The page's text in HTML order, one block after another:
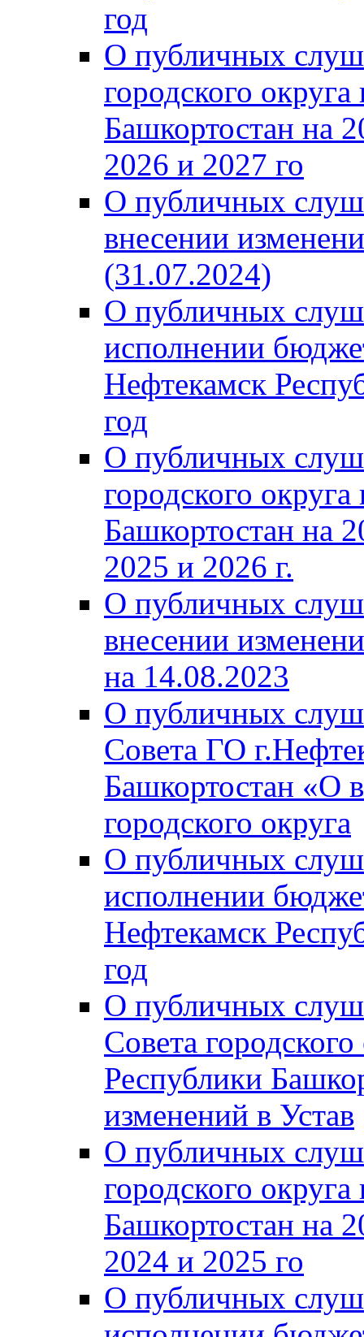
год
О публичных
городского
Башкортостан на
2026 и 2027 го
О публичных
внесении
(31.07.2024)
О публичных
исполнении
Нефтекамск
год
О публичных
городского
Башкортостан на
2025 и 2026 г.
О публичных
внесении
на 14.08.2023
О публичных
Совета ГО
Башкортостан «О
городского округа
О публичных
исполнении
Нефтекамск
год
О публичных
Совета
Республики
изменений в Устав
О публичных
городского
Башкортостан на
2024 и 2025 го
О публичных